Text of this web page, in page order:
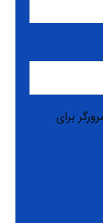
برای